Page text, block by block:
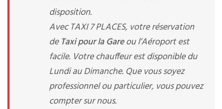
disposition.
Avec TAXI 7 PLACES, votre réservation
de Taxi pour la Gareou l’Aéroport est
facile. Votre chauffeur est disponible du
Lundi au Dimanche. Que vous soyez
professionnel ou particulier, vous pouvez
compter sur nous.